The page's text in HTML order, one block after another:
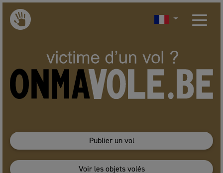
Publier un vol
Voir les objets volés